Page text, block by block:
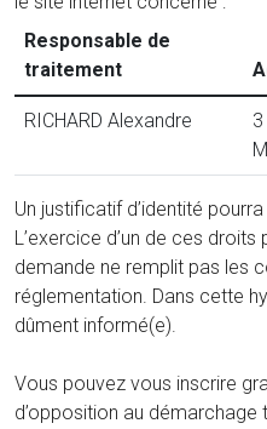
Responsable de
traitement
RICHARD Alexandre
Un justificatif d’identité
L’exercice d’un de ces
demande ne remplit pas les
réglementation. Dans cette
dûment informé(e).
Vous pouvez vous inscrire
d’opposition au